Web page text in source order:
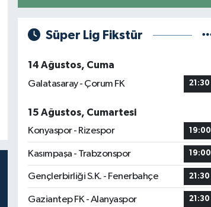
Süper Lig Fikstür
14 Ağustos, Cuma
Galatasaray - Çorum FK
21:30
15 Ağustos, Cumartesi
Konyaspor - Rizespor
19:00
Kasımpaşa - Trabzonspor 19:00
Gençlerbirliği S.K. - Fenerbahçe 21:30
Gaziantep FK - Alanyaspor 21:30